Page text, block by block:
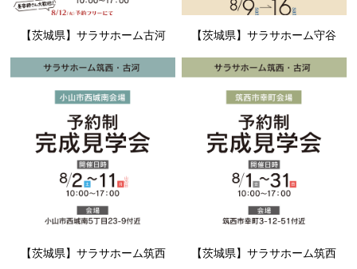
【茨城県】サラサホーム古河 【茨城県】サラサホーム守谷
【茨城県】サラサホーム筑西 【茨城県】サラサホーム筑西